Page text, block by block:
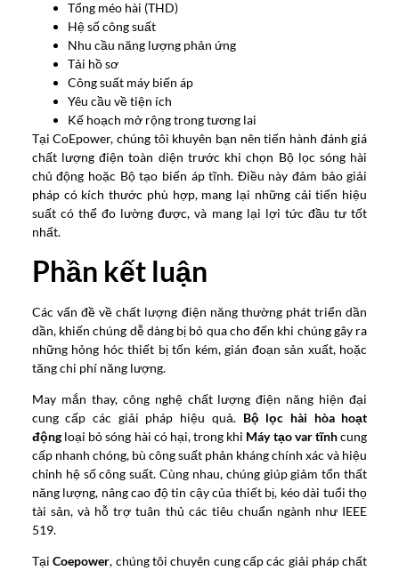
Tổng méo hài (THD)
Hệ số công suất
Nhu cầu năng lượng phản ứng
Tải hồ sơ
Công suất máy biến áp
Yêu cầu về tiện ích
Kế hoạch mở rộng trong tương lai
Tại CoEpower, chúng tôi khuyên bạn nên tiến hành đánh giá
chất lượng điện toàn diện trước khi chọn Bộ lọc sóng hài
chủ động hoặc Bộ tạo biến áp tĩnh. Điều này đảm bảo giải
pháp có kích thước phù hợp, mang lại những cải tiến hiệu
suất có thể đo lường được, và mang lại lợi tức đầu tư tốt
nhất.
Phần kết luận
Các vấn đề về chất lượng điện năng thường phát triển dần
dần, khiến chúng dễ dàng bị bỏ qua cho đến khi chúng gây ra
những hỏng hóc thiết bị tốn kém, gián đoạn sản xuất, hoặc
tăng chi phí năng lượng.
May mắn thay, công nghệ chất lượng điện năng hiện đại
cung cấp các giải pháp hiệu quả. Bộ lọc hài hòa hoạt
độngloại bỏ sóng hài có hại, trong khi Máy tạo var tĩnhcung
cấp nhanh chóng, bù công suất phản kháng chính xác và hiệu
chỉnh hệ số công suất. Cùng nhau, chúng giúp giảm tổn thất
năng lượng, nâng cao độ tin cậy của thiết bị, kéo dài tuổi thọ
tài sản, và hỗ trợ tuân thủ các tiêu chuẩn ngành như IEEE
519.
TạiCoepower, chúng tôi chuyên cung cấp các giải pháp chất